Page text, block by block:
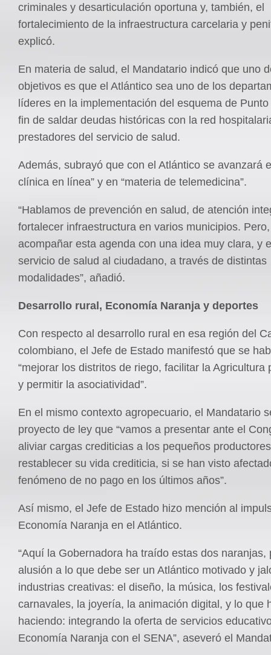
criminales y desarticulación oportuna y, también, el
fortalecimiento de la infraestructura carcelaria y
explicó.
En materia de salud, el Mandatario indicó que uno
objetivos es que el Atlántico sea uno de los
líderes en la implementación del esquema de
fin de saldar deudas históricas con la red
prestadores del servicio de salud.
Además, subrayó que con el Atlántico se avanzará
clínica en línea” y en “materia de telemedicina”.
“Hablamos de prevención en salud, de atención
fortalecer infraestructura en varios municipios.
acompañar esta agenda con una idea muy clara, y
servicio de salud al ciudadano, a través de distintas
modalidades”, añadió.
Desarrollo rural, Economía Naranja y deportes
Con respecto al desarrollo rural en esa región del
colombiano, el Jefe de Estado manifestó que se
“mejorar los distritos de riego, facilitar la Agricultura
y permitir la asociatividad”.
En el mismo contexto agropecuario, el Mandatario
proyecto de ley que “vamos a presentar ante el
aliviar cargas crediticias a los pequeños
restablecer su vida crediticia, si se han visto
fenómeno de no pago en los últimos años”.
Así mismo, el Jefe de Estado hizo mención al
Economía Naranja en el Atlántico.
“Aquí la Gobernadora ha traído estas dos naranjas,
alusión a lo que debe ser un Atlántico motivado y
industrias creativas: el diseño, la música, los
carnavales, la joyería, la animación digital, y lo que
haciendo: integrando la oferta de servicios
Economía Naranja con el SENA”, aseveró el